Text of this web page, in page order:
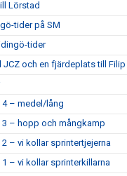
Lörstad
tider på SM
tider
JCZ och en fjärdeplats till Filip
4 – medel/lång
3 – hopp och mångkamp
– vi kollar sprintertjejerna
– vi kollar sprinterkillarna